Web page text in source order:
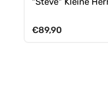
Normaler Preis
€89,90